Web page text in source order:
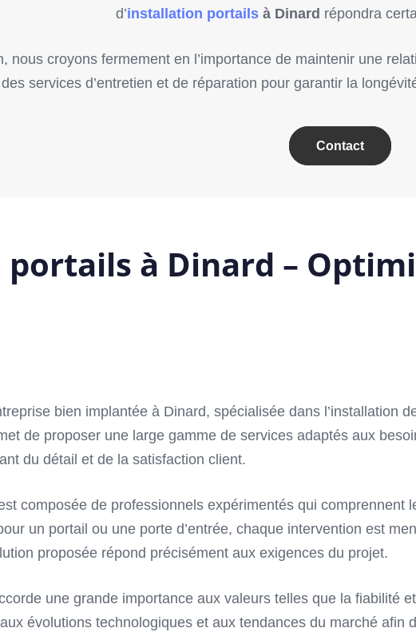
d’installation portails à Dinard répondra
nous croyons fermement en l’importance de maintenir une
services d’entretien et de réparation pour garantir la
Contact
à Dinard –
bien implantée à Dinard, spécialisée dans l’installation
de proposer une large gamme de services adaptés aux
du détail et de la satisfaction client.
composée de professionnels expérimentés qui
un portail ou une porte d’entrée, chaque intervention est
proposée répond précisément aux exigences du projet.
une grande importance aux valeurs telles que la fiabilité
évolutions technologiques et aux tendances du marché afin